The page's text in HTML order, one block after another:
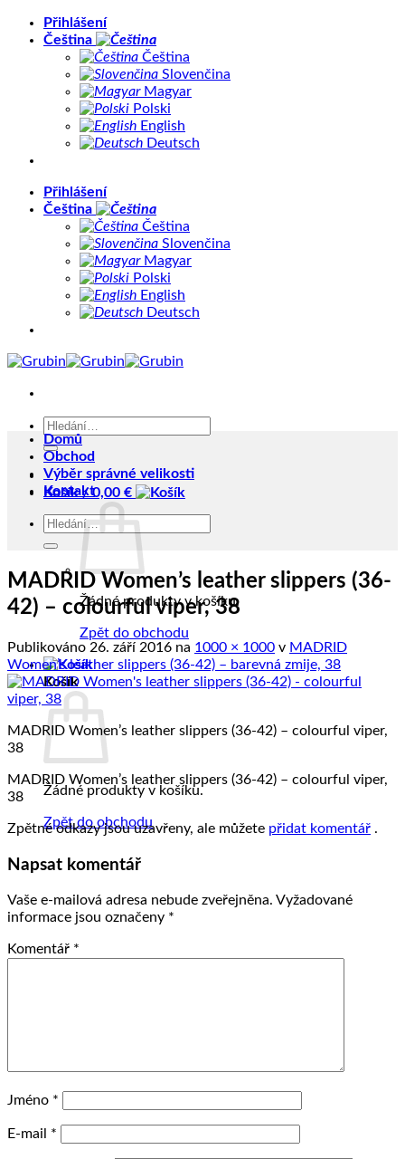
PřeskočitPřihlášení
Čeština
Čeština
Slovenčina
Magyar
Polski
English
Deutsch
Přihlášení
Čeština
Čeština
Slovenčina
Magyar
Polski
English
Deutsch
Hledat:
Košík /0,00 €
Žádné produkty v košíku.
Zpět do obchodu
Košík
Žádné produkty v košíku.
Zpět do obchodu
Domů
Obchod
Výběr správné velikosti
Kontakt
Hledat:
MADRID Women’s leather slippers (36-
42) – colourful viper, 38
Publikováno 26. září 2016 na 1000 × 1000 v MADRID
Women’s leather slippers (36-42) – barevná zmije, 38
MADRID Women’s leather slippers (36-42) – colourful viper,
38
MADRID Women’s leather slippers (36-42) – colourful viper,
38
Zpětné odkazy jsou uzavřeny, ale můžete přidat komentář .
Napsat komentář
Vaše e-mailová adresa nebude zveřejněna. Vyžadované
informace jsou označeny *
Komentář *
Jméno *
E-mail *